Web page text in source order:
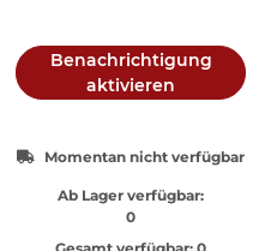
Benachrichtigung
aktivieren
Momentan nicht verfügbar
Ab Lager verfügbar:
0